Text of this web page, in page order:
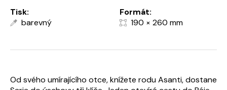
Tisk:
barevný
Formát:
190 × 260 mm
Od svého umírajícího otce, knížete rodu Asanti, dostane